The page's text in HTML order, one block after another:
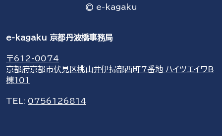
© e-kagaku
e-kagaku 京都丹波橋事務局
〒612-0074
京都府京都市伏見区桃山井伊掃部西町7番地 ハイツエイワB
棟101
TEL: 0756126814